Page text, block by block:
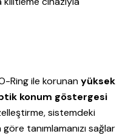
Ring ile korunanyüksek
konum göstergesi
sistemdeki
tanımlamanızı sağlar